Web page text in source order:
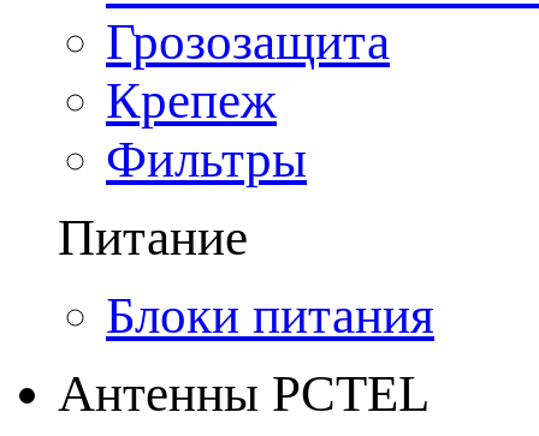
Грозозащита
Крепеж
Фильтры
Питание
Блоки питания
Антенны PCTEL